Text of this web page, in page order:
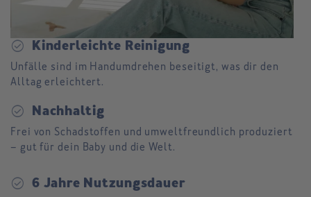
check_circle Kinderleichte Reinigung
Unfälle sind im Handumdrehen beseitigt, was dir den
Alltag erleichtert.
check_circle Nachhaltig
Frei von Schadstoffen und umweltfreundlich produziert
– gut für dein Baby und die Welt.
check_circle 6 Jahre Nutzungsdauer